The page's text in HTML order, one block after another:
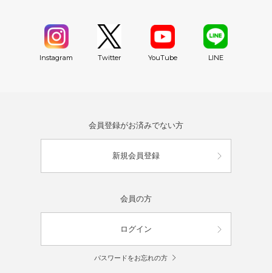
Instagram Twitter YouTube LINE
会員登録がお済みでない方
新規会員登録
会員の方
ログイン
パスワードをお忘れの方